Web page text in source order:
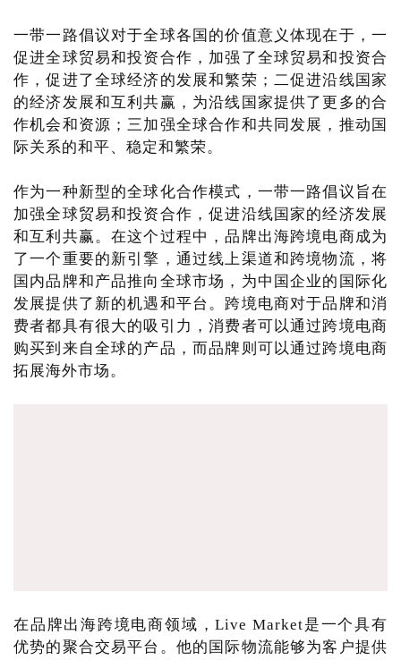
一带一路倡议对于全球各国的价值意义体现在于，一
促进全球贸易和投资合作，加强了全球贸易和投资合
作，促进了全球经济的发展和繁荣；二促进沿线国家
的经济发展和互利共赢，为沿线国家提供了更多的合
作机会和资源；三加强全球合作和共同发展，推动国
际关系的和平、稳定和繁荣。
作为一种新型的全球化合作模式，一带一路倡议旨在
加强全球贸易和投资合作，促进沿线国家的经济发展
和互利共赢。在这个过程中，品牌出海跨境电商成为
了一个重要的新引擎，通过线上渠道和跨境物流，将
国内品牌和产品推向全球市场，为中国企业的国际化
发展提供了新的机遇和平台。跨境电商对于品牌和消
费者都具有很大的吸引力，消费者可以通过跨境电商
购买到来自全球的产品，而品牌则可以通过跨境电商
拓展海外市场。
在品牌出海跨境电商领域，Live Market是一个具有
优势的聚合交易平台。他的国际物流能够为客户提供